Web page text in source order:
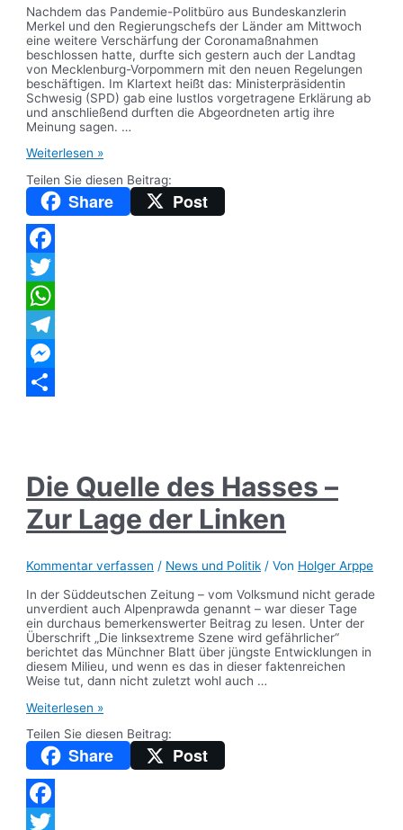
Nachdem das Pandemie-Politbüro aus Bundeskanzlerin
Merkel und den Regierungschefs der Länder am Mittwoch
eine weitere Verschärfung der Coronamaßnahmen
beschlossen hatte, durfte sich gestern auch der Landtag
von Mecklenburg-Vorpommern mit den neuen Regelungen
beschäftigen. Im Klartext heißt das: Ministerpräsidentin
Schwesig (SPD) gab eine lustlos vorgetragene Erklärung ab
und anschließend durften die Abgeordneten artig ihre
Meinung sagen. …
Aus
Landtag:
Meine
aktuellen
Redebeiträge
Weiterlesen »
Teilen Sie diesen Beitrag:
Share Post
Facebook
Twitter
WhatsApp
Telegram
Messenger
Die Quelle des Hasses –
Zur Lage der Linken
Kommentar verfassen / News und Politik / Von Holger Arppe
In der Süddeutschen Zeitung – vom Volksmund nicht gerade
unverdient auch Alpenprawda genannt – war dieser Tage
ein durchaus bemerkenswerter Beitrag zu lesen. Unter der
Überschrift „Die linksextreme Szene wird gefährlicher“
berichtet das Münchner Blatt über jüngste Entwicklungen in
diesem Milieu, und wenn es das in dieser faktenreichen
Weise tut, dann nicht zuletzt wohl auch …
Die
des
Hasses
–
Zur
Lage
der
Linken
Weiterlesen »
Teilen Sie diesen Beitrag:
Share Post
Facebook